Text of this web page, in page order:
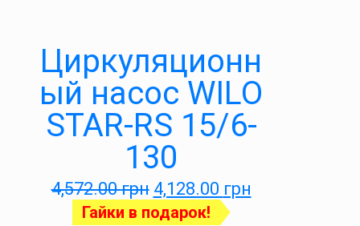
Циркуляционн
ый насос WILO
STAR-RS 15/6-
130
4,572.00грн 4,128.00 грн
Гайки в подарок!